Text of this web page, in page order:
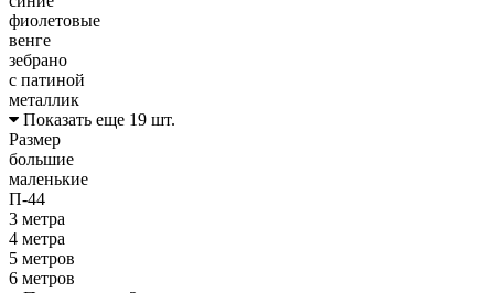
фиолетовые
венге
зебрано
с патиной
металлик
Показать еще 19 шт.
Размер
большие
маленькие
П-44
3 метра
4 метра
5 метров
6 метров